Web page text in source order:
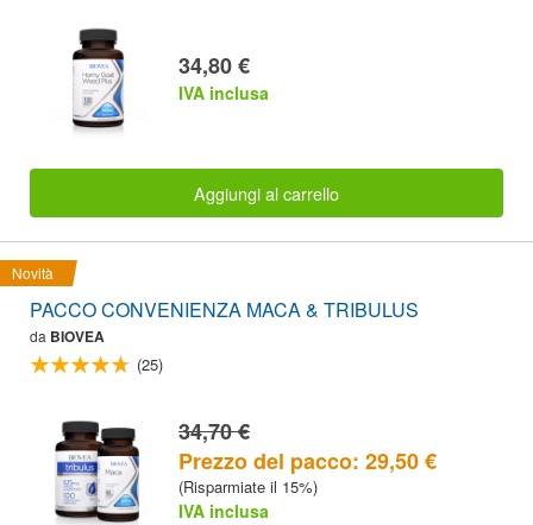
34,80 €
IVA inclusa
Aggiungi al carrello
Novità
PACCO CONVENIENZA MACA & TRIBULUS
da BIOVEA
(25)
34,70 €
Prezzo del pacco: 29,50 €
(Risparmiate il 15%)
IVA inclusa